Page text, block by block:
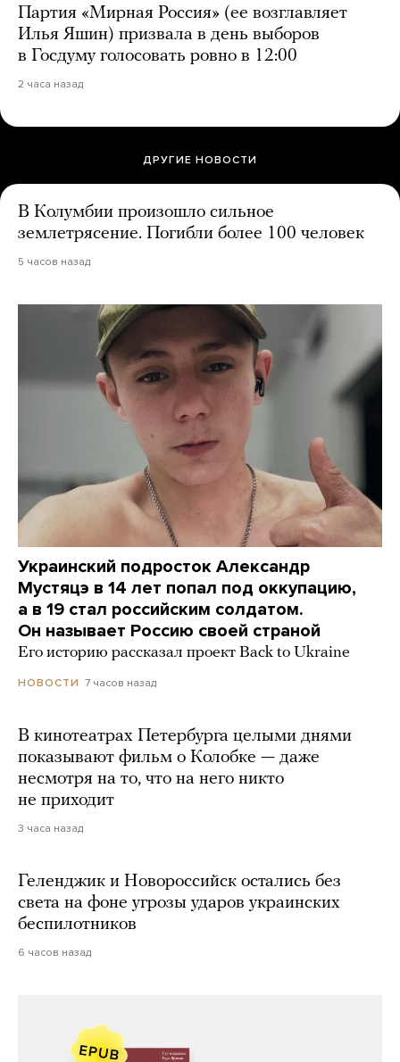
Партия «Мирная Россия» (ее возглавляет
Илья Яшин) призвала в день выборов
в Госдуму голосовать ровно в 12:00
2 часа назад
ДРУГИЕ НОВОСТИ
В Колумбии произошло сильное
землетрясение. Погибли более 100 человек
5 часов назад
Украинский подросток Александр
Мустяцэ в 14 лет попал под оккупацию,
а в 19 стал российским солдатом.
Он называет Россию своей страной
Его историю рассказал проект Back to Ukraine
НОВОСТИ 7 часов назад
В кинотеатрах Петербурга целыми днями
показывают фильм о Колобке — даже
несмотря на то, что на него никто
не приходит
3 часа назад
Геленджик и Новороссийск остались без
света на фоне угрозы ударов украинских
беспилотников
6 часов назад